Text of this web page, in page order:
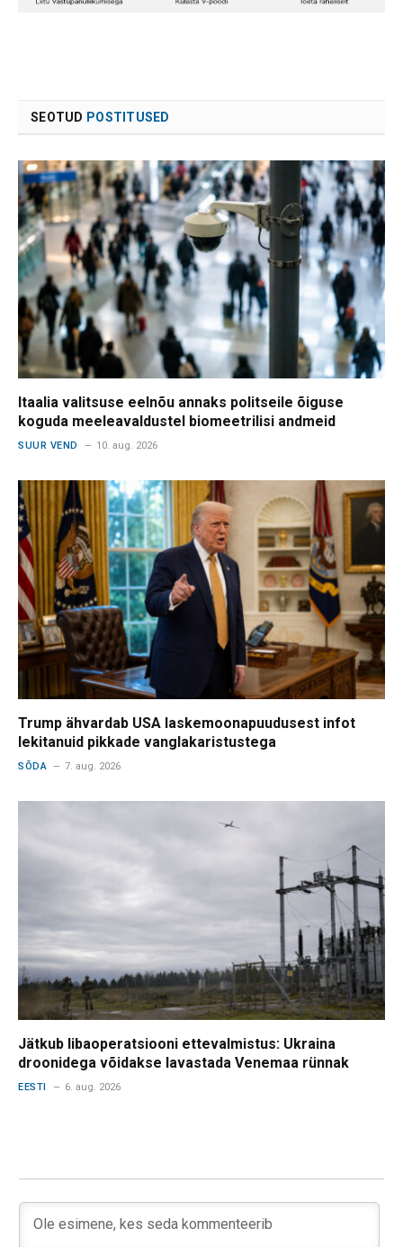
SEOTUD POSTITUSED
Itaalia valitsuse eelnõu annaks politseile õiguse
koguda meeleavaldustel biomeetrilisi andmeid
SUUR VEND 10. aug. 2026
Trump ähvardab USA laskemoonapuudusest infot
lekitanuid pikkade vanglakaristustega
SÕDA 7. aug. 2026
Jätkub libaoperatsiooni ettevalmistus: Ukraina
droonidega võidakse lavastada Venemaa rünnak
EESTI 6. aug. 2026